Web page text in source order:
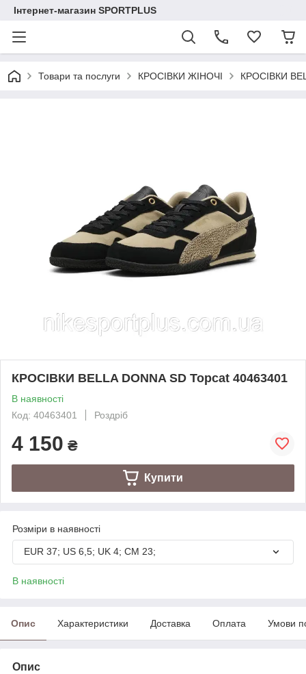
Інтернет-магазин SPORTPLUS
Товари та послуги КРОСІВКИ ЖІНОЧІ КРОСІВКИ
КРОСІВКИ BELLA DONNA SD Topcat 40463401
В наявності
Код: 40463401
Роздріб
4 150 ₴
Купити
Розміри в наявності
EUR 37; US 6,5; UK 4; CM 23;
В наявності
Опис Характеристики Доставка Оплата Умови
Опис